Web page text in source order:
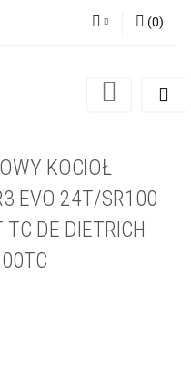
Zarejestruj się
(0)
KOCIOŁ
EVO 24T/SR100
DE DIETRICH